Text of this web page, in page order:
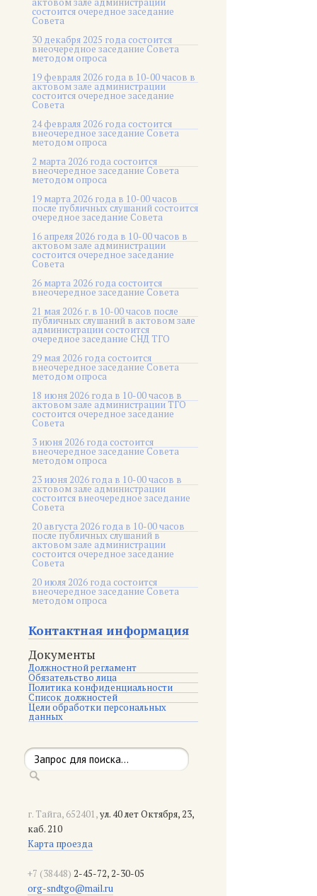
состоится очередное заседание
Совета
30 декабря 2025 года состоится
внеочередное заседание Совета
методом опроса
19 февраля 2026 года в 10-00 часов в
актовом зале администрации
состоится очередное заседание
Совета
24 февраля 2026 года состоится
внеочередное заседание Совета
методом опроса
2 марта 2026 года состоится
внеочередное заседание Совета
методом опроса
19 марта 2026 года в 10-00 часов
после публичных слушаний состоится
очередное заседание Совета
16 апреля 2026 года в 10-00 часов в
актовом зале администрации
состоится очередное заседание
Совета
26 марта 2026 года состоится
внеочередное заседание Совета
21 мая 2026 г. в 10-00 часов после
публичных слушаний в актовом зале
администрации состоится
очередное заседание СНД ТГО
29 мая 2026 года состоится
внеочередное заседание Совета
методом опроса
18 июня 2026 года в 10-00 часов в
актовом зале администрации ТГО
состоится очередное заседание
Совета
3 июня 2026 года состоится
внеочередное заседание Совета
методом опроса
23 июня 2026 года в 10-00 часов в
актовом зале администрации
состоится внеочередное заседание
Совета
20 августа 2026 года в 10-00 часов
после публичных слушаний в
актовом зале администрации
состоится очередное заседание
Совета
20 июля 2026 года состоится
внеочередное заседание Совета
методом опроса
Контактная информация
Документы
Должностной регламент
Обязательство лица
Политика конфиденциальности
Список должностей
Цели обработки персональных
данных
г. Тайга, 652401,ул. 40 лет Октября, 23,
каб. 210
Карта проезда
+7 (38448) 2-45-72, 2-30-05
org-sndtgo@mail.ru